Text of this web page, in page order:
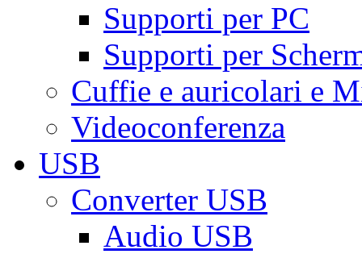
Supporti per PC
Supporti per
Cuffie e auricolari e
Videoconferenza
USB
Converter USB
Audio USB